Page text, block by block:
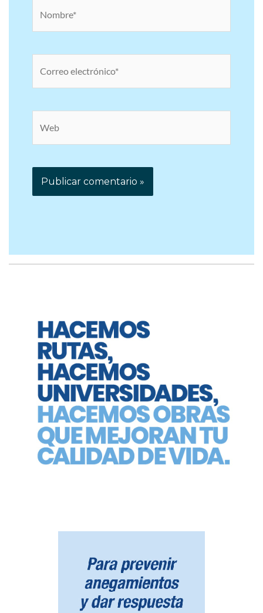
electrónico*